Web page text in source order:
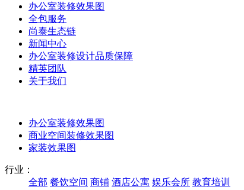
办公室装修效果图
全包服务
尚泰生态链
新闻中心
办公室装修设计品质保障
精英团队
关于我们
办公室装修效果图
商业空间装修效果图
家装效果图
行业：
全部 餐饮空间 商铺 酒店公寓 娱乐会所 教育培训